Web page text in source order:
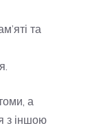
та
а
з іншою